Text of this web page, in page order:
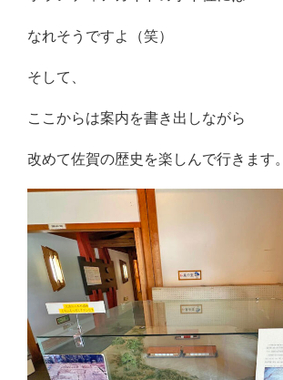
なれそうですよ（笑）
そして、
ここからは案内を書き出しながら
改めて佐賀の歴史を楽しんで行きます。